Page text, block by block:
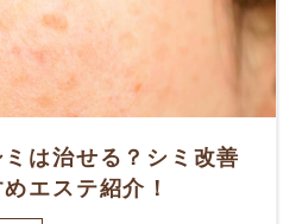
は治せる？シミ改善
エステ紹介！